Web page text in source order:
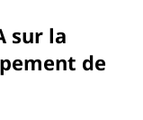
sur la
de